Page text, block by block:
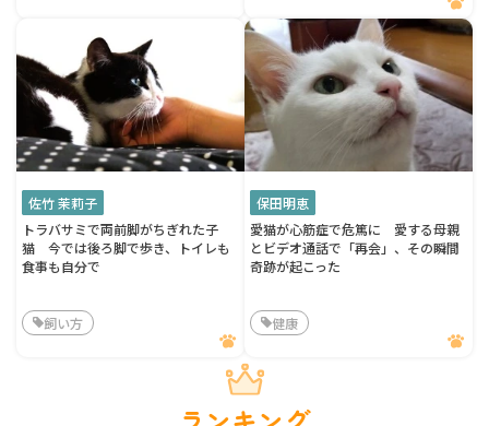
佐竹 茉莉子
トラバサミで両前脚がちぎれた子
猫 今では後ろ脚で歩き、トイレも
食事も自分で
飼い方
保田明恵
愛猫が心筋症で危篤に 愛する母親
とビデオ通話で「再会」、その瞬間
奇跡が起こった
健康